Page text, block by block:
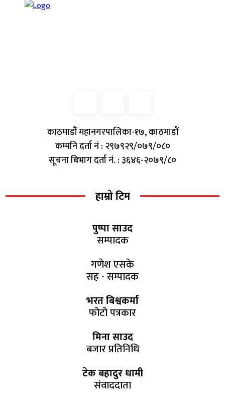
काठमाडौं महानगरपालिका-१७, काठमाडौं
कम्पनि दर्ता नं : २९७९२९/०७९/०८०
सूचना बिभाग दर्ता नं. : ३६४६-२०७९/८०
हाम्रो टिम
पुष्पा साउद
सम्पादक
गणेश एसके
सह - सम्पादक
भरत बिश्वकर्मा
फोटो पत्रकार
मिना साउद
बजार प्रतिनिधि
टेक बहादुर धामी
संवाददाता